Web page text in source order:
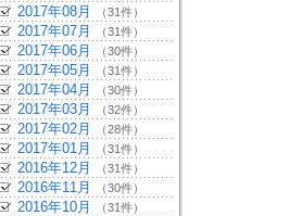
2017年08月 （31件）
2017年07月 （31件）
2017年06月 （30件）
2017年05月 （31件）
2017年04月 （30件）
2017年03月 （32件）
2017年02月 （28件）
2017年01月 （31件）
2016年12月 （31件）
2016年11月 （30件）
2016年10月 （31件）